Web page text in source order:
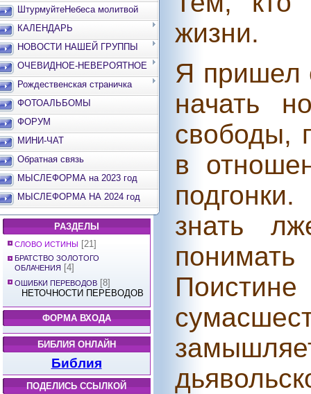
ШтурмуйтеНебеса молитвой
КАЛЕНДАРЬ
НОВОСТИ НАШЕЙ ГРУППЫ
ОЧЕВИДНОЕ-НЕВЕРОЯТНОЕ
Рождественская страничка
ФОТОАЛЬБОМЫ
ФОРУМ
МИНИ-ЧАТ
Обратная связь
МЫСЛЕФОРМА на 2023 год
МЫСЛЕФОРМА НА 2024 год
РАЗДЕЛЫ
СЛОВО ИСТИНЫ [21]
БРАТСТВО ЗОЛОТОГО
ОБЛАЧЕНИЯ [4]
ОШИБКИ ПЕРЕВОДОВ [8]
НЕТОЧНОСТИ ПЕРЕВОДОВ
ФОРМА ВХОДА
БИБЛИЯ ОНЛАЙН
Библия
ПОДЕЛИСЬ ССЫЛКОЙ
жизни.
Я пришел
начать
свободы,
в
знать